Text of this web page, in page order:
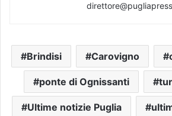
Brindisi Carovigno
ponte di Ognissanti
Ultime notizie Puglia